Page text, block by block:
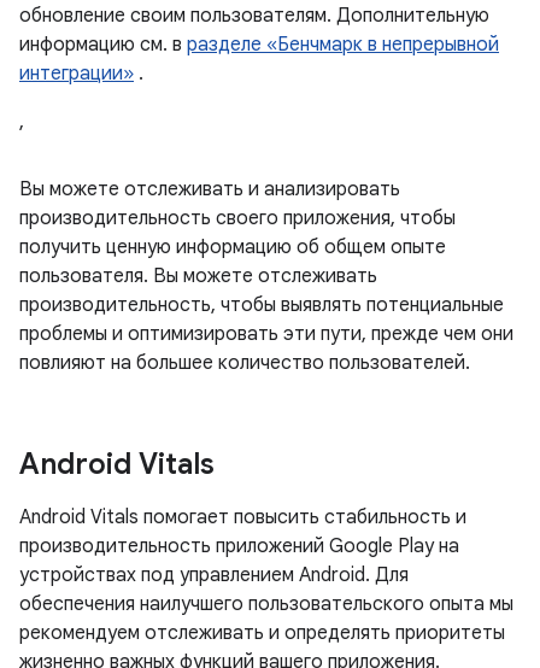
обновление своим пользователям. Дополнительную
информацию см. в разделе «Бенчмарк в непрерывной
интеграции» .
,
Вы можете отслеживать и анализировать
производительность своего приложения, чтобы
получить ценную информацию об общем опыте
пользователя. Вы можете отслеживать
производительность, чтобы выявлять потенциальные
проблемы и оптимизировать эти пути, прежде чем они
повлияют на большее количество пользователей.
Android Vitals
Android Vitals помогает повысить стабильность и
производительность приложений Google Play на
устройствах под управлением Android. Для
обеспечения наилучшего пользовательского опыта мы
рекомендуем отслеживать и определять приоритеты
жизненно важных функций вашего приложения.